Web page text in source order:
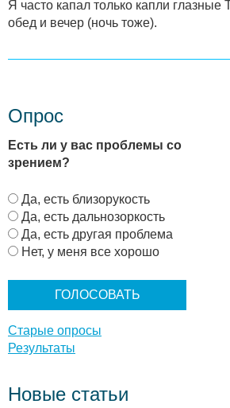
Я часто капал только капли глазные
обед и вечер (ночь тоже).
Опрос
Есть ли у вас проблемы со
зрением?
В
а
р
и
Да, есть близорукость
Да, есть дальнозоркость
Да, есть другая проблема
Нет, у меня все хорошо
Старые опросы
Результаты
Новые статьи